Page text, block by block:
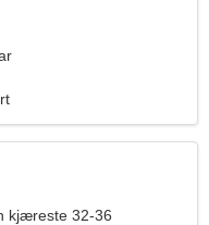
kjæreste 32-36